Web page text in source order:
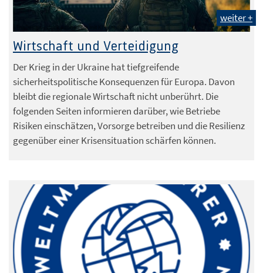
ThisDesign – stock.adobe.com mit KI generiert
weiter +
Wirtschaft und Verteidigung
Der Krieg in der Ukraine hat tiefgreifende
sicherheitspolitische Konsequenzen für Europa. Davon
bleibt die regionale Wirtschaft nicht unberührt. Die
folgenden Seiten informieren darüber, wie Betriebe
Risiken einschätzen, Vorsorge betreiben und die Resilienz
gegenüber einer Krisensituation schärfen können.